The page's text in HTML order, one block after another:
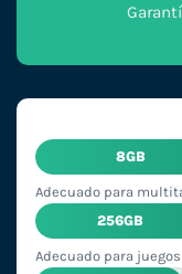
8GB
Adecuado para
256GB
Adecuado para